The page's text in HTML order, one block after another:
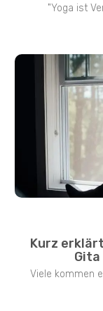
"Yoga ist
Kurz
Viele kommen